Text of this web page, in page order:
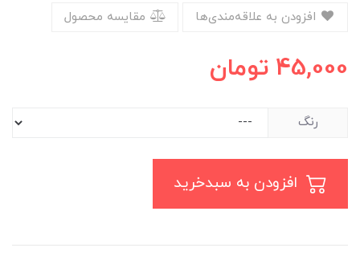
مقایسه محصول
45,000 تومان
رنگ